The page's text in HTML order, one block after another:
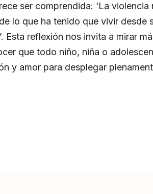
ser comprendida: ‘La violencia
lo que ha tenido que vivir desde
Esta reflexión nos invita a mirar
que todo niño, niña o
y amor para desplegar